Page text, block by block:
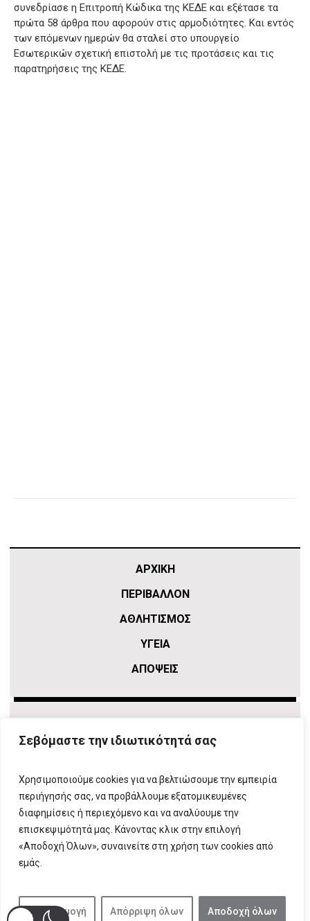
Σεβόμαστε την ιδιωτικότητά σας
Χρησιμοποιούμε cookies για να βελτιώσουμε την εμπειρία
περιήγησής σας, να προβάλλουμε εξατομικευμένες
διαφημίσεις ή περιεχόμενο και να αναλύουμε την
επισκεψιμότητά μας. Κάνοντας κλικ στην επιλογή
«Αποδοχή Όλων», συναινείτε στη χρήση των cookies από
εμάς.
Προσαρμογή Απόρριψη όλων Αποδοχή όλων
συνεδρίασε η Επιτροπή Κώδικα της ΚΕΔΕ και εξέτασε τα
πρώτα 58 άρθρα που αφορούν στις αρμοδιότητες. Και εντός
των επόμενων ημερών θα σταλεί στο υπουργείο
Εσωτερικών σχετική επιστολή με τις προτάσεις και τις
παρατηρήσεις της ΚΕΔΕ.
ΑΡΧΙΚΗ
ΠΕΡΙΒΑΛΛΟΝ
ΑΘΛΗΤΙΣΜΌΣ
ΥΓΕΙΑ
ΑΠΟΨΕΙΣ
T: 210 666 3993 E: info@attikovima.gr
ΠΛΗΡΟΦΟΡΙΕΣ
ΦΟΡΜΑ ΕΠΙΚΟΙΝΩΝΙΑΣ
ΔΗΛΩΣΗ ΣΥΜΜΟΡΦΩΣΗΣ
ΜΕ ΤΗ ΣΥΣΤΑΣΗ (ΕΕ) 2018/334